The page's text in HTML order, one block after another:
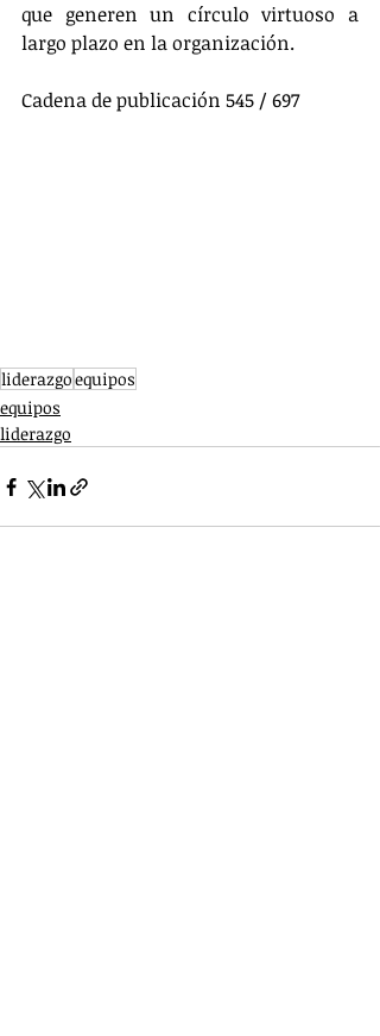
que generen un círculo virtuoso a
largo plazo en la organización.
Cadena de publicación 545 / 697
liderazgoequipos
equipos
liderazgo